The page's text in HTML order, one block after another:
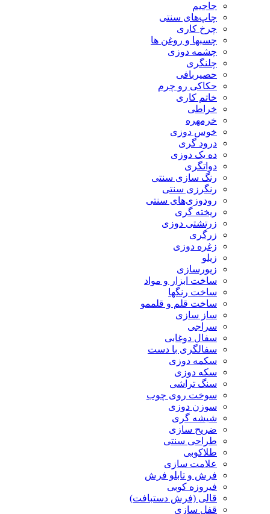
جاجیم
چاپ‌های سنتی
چرخ کاری
چسبها و روغن ها
چشمه دوزی
چلنگری
حصیربافی
حکاکی رو چرم
خاتم کاری
خراطی
خرمهره
خوس دوزی
درود گری
ده یک دوزی
دواتگری
رنگ سازی سنتی
رنگرزی سنتی
رودوزی‌های سنتی
ریخته گری
زرتشتی دوزی
زرگری
زغره دوزی
زیلو
زیورسازی
ساخت ابزار و مواد
ساخت رنگها
ساخت قلم و قلممو
ساز سازی
سراجی
سفال دوغابی
سفالگری با دست
سکمه دوزی
سکه دوزی
سنگ تراشی
سوخت روی چوب
سوزن دوزی
شیشه گری
ضریح سازی
طراحی سنتی
طلاکوبی
علامت سازی
فرش و تابلو فرش
فیروزه کوبی
قالی (فرش دستبافت)
قفل سازی